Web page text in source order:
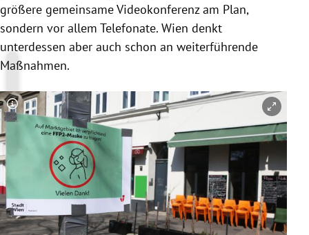
größere gemeinsame Videokonferenz am Plan,
sondern vor allem Telefonate. Wien denkt
unterdessen aber auch schon an weiterführende
Maßnahmen.
Copyright-Hinweis öffnen/schließen